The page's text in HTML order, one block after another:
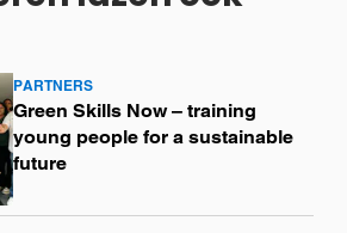
PARTNERS
Green Skills Now – training
young people for a sustainable
future